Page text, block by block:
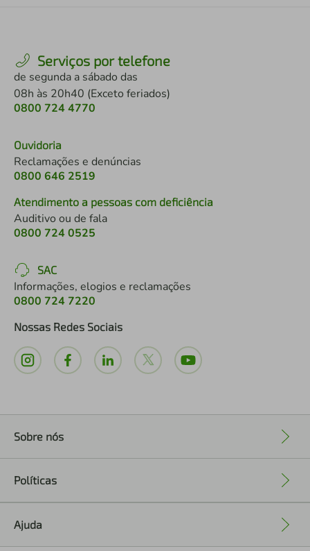
Serviços por telefone
de segunda a sábado das
08h às 20h40 (Exceto feriados)
0800 724 4770
Ouvidoria
Reclamações e denúncias
0800 646 2519
Atendimento a pessoas com deficiência
Auditivo ou de fala
0800 724 0525
SAC
Informações, elogios e reclamações
0800 724 7220
Nossas Redes Sociais
Sobre nós
Políticas
Ajuda